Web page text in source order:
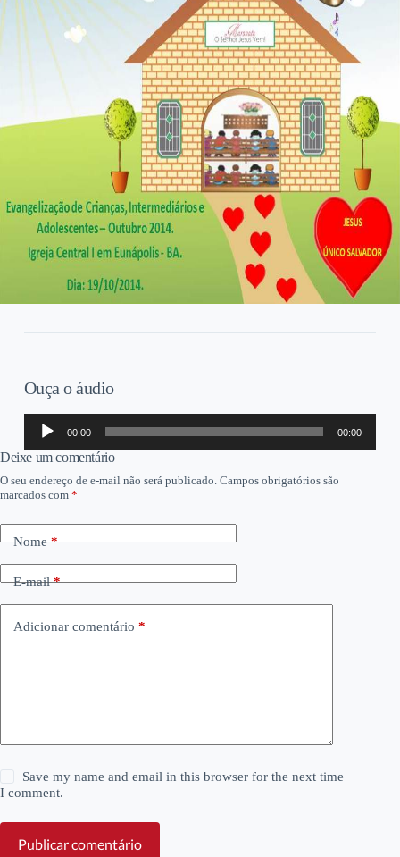
Ouça o áudio
Tocador
áudio
00:00 00:00
Deixe um comentário
O seu endereço de e-mail não será publicado. Campos obrigatórios são
marcados com *
Nome*
E-mail*
Adicionar comentário *
Save my name and email in this browser for the next time
I comment.
Publicar comentário